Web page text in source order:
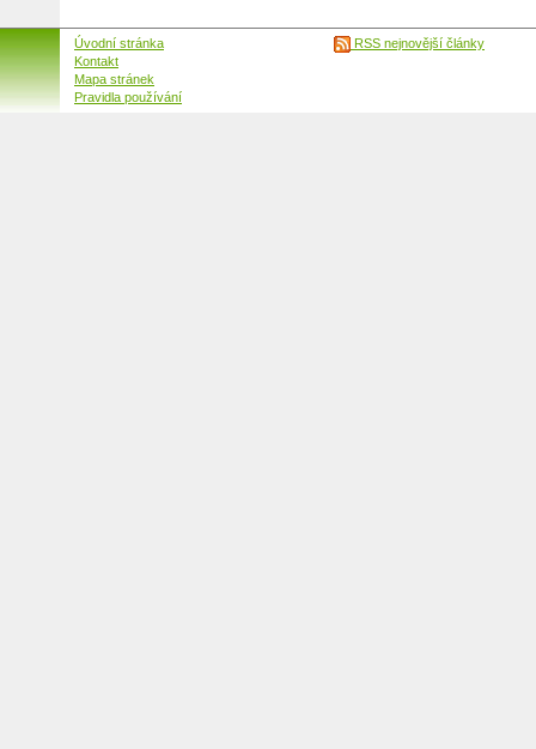
Úvodní stránka
Kontakt
Mapa stránek
Pravidla používání
RSS nejnovější články